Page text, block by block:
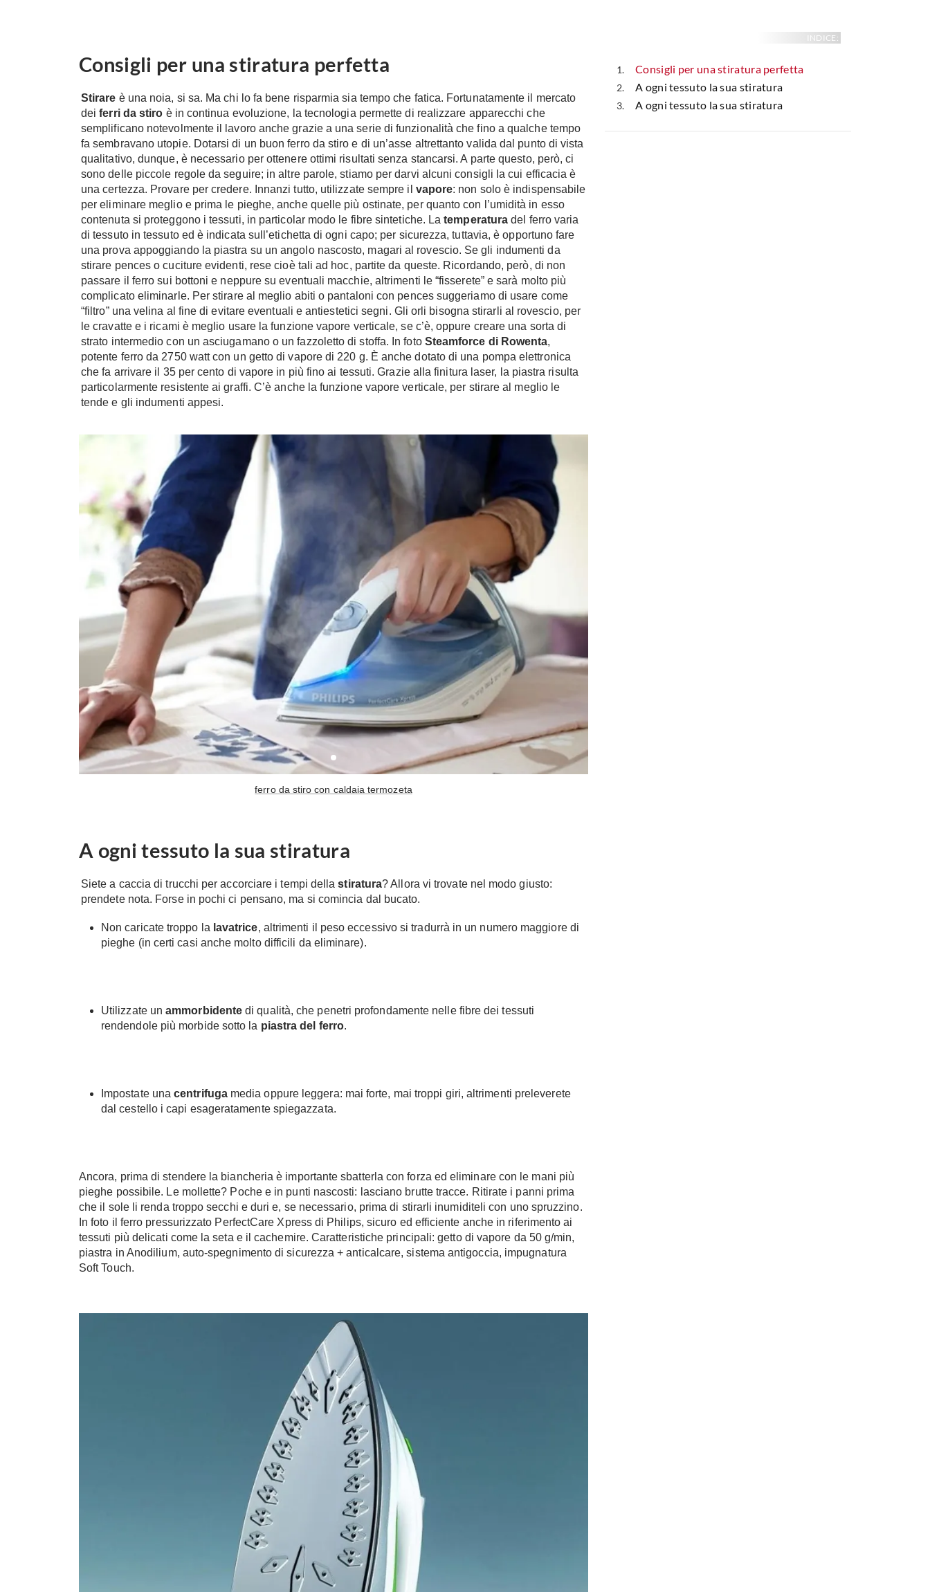
Consigli per una stiratura perfetta
Stirare è una noia, si sa. Ma chi lo fa bene risparmia sia tempo che fatica. Fortunatamente il mercato
deiferri da stiro è in continua evoluzione, la tecnologia permette di realizzare apparecchi che
semplificano notevolmente il lavoro anche grazie a una serie di funzionalità che fino a qualche tempo
fa sembravano utopie. Dotarsi di un buon ferro da stiro e di un’asse altrettanto valida dal punto di vista
qualitativo, dunque, è necessario per ottenere ottimi risultati senza stancarsi. A parte questo, però, ci
sono delle piccole regole da seguire; in altre parole, stiamo per darvi alcuni consigli la cui efficacia è
una certezza. Provare per credere. Innanzi tutto, utilizzate sempre il vapore: non solo è indispensabile
per eliminare meglio e prima le pieghe, anche quelle più ostinate, per quanto con l’umidità in esso
contenuta si proteggono i tessuti, in particolar modo le fibre sintetiche. Latemperatura del ferro varia
di tessuto in tessuto ed è indicata sull’etichetta di ogni capo; per sicurezza, tuttavia, è opportuno fare
una prova appoggiando la piastra su un angolo nascosto, magari al rovescio. Se gli indumenti da
stirare pences o cuciture evidenti, rese cioè tali ad hoc, partite da queste. Ricordando, però, di non
passare il ferro sui bottoni e neppure su eventuali macchie, altrimenti le “fisserete” e sarà molto più
complicato eliminarle. Per stirare al meglio abiti o pantaloni con pences suggeriamo di usare come
“filtro” una velina al fine di evitare eventuali e antiestetici segni. Gli orli bisogna stirarli al rovescio, per
le cravatte e i ricami è meglio usare la funzione vapore verticale, se c’è, oppure creare una sorta di
strato intermedio con un asciugamano o un fazzoletto di stoffa. In foto Steamforce di Rowenta,
potente ferro da 2750 watt con un getto di vapore di 220 g. È anche dotato di una pompa elettronica
che fa arrivare il 35 per cento di vapore in più fino ai tessuti. Grazie alla finitura laser, la piastra risulta
particolarmente resistente ai graffi. C’è anche la funzione vapore verticale, per stirare al meglio le
tende e gli indumenti appesi.
ferro da stiro con caldaia termozeta
A ogni tessuto la sua stiratura
Siete a caccia di trucchi per accorciare i tempi dellastiratura? Allora vi trovate nel modo giusto:
prendete nota. Forse in pochi ci pensano, ma si comincia dal bucato.
Non caricate troppo la lavatrice, altrimenti il peso eccessivo si tradurrà in un numero maggiore di
pieghe (in certi casi anche molto difficili da eliminare).
Utilizzate unammorbidente di qualità, che penetri profondamente nelle fibre dei tessuti
rendendole più morbide sotto la piastra del ferro.
Impostate unacentrifugamedia oppure leggera: mai forte, mai troppi giri, altrimenti preleverete
dal cestello i capi esageratamente spiegazzata.
Ancora, prima di stendere la biancheria è importante sbatterla con forza ed eliminare con le mani più
pieghe possibile. Le mollette? Poche e in punti nascosti: lasciano brutte tracce. Ritirate i panni prima
che il sole li renda troppo secchi e duri e, se necessario, prima di stirarli inumiditeli con uno spruzzino.
In foto il ferro pressurizzato PerfectCare Xpress di Philips, sicuro ed efficiente anche in riferimento ai
tessuti più delicati come la seta e il cachemire. Caratteristiche principali: getto di vapore da 50 g/min,
piastra in Anodilium, auto-spegnimento di sicurezza + anticalcare, sistema antigoccia, impugnatura
Soft Touch.
INDICE:
Consigli per una stiratura perfetta
A ogni tessuto la sua stiratura
A ogni tessuto la sua stiratura